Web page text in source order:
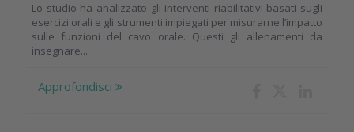
Lo studio ha analizzato gli interventi riabilitativi basati sugli
esercizi orali e gli strumenti impiegati per misurarne l’impatto
sulle funzioni del cavo orale. Questi gli allenamenti da
insegnare...
Approfondisci